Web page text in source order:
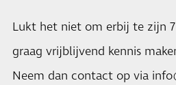
Lukt het niet om erbij te zijn
graag vrijblijvend kennis
Neem dan contact op via